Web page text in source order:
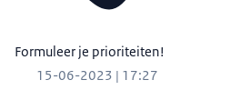
Formuleer je prioriteiten!
15-06-2023 | 17:27